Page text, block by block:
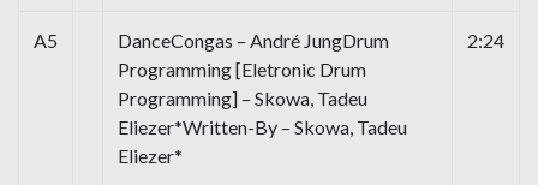
A5
DanceCongas – André JungDrum
Programming [Eletronic Drum
Programming] – Skowa, Tadeu
Eliezer*Written-By – Skowa, Tadeu
Eliezer*
2:24